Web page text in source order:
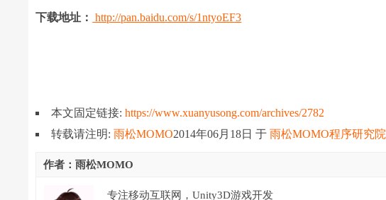
下载地址： http://pan.baidu.com/s/1ntyoEF3
本文固定链接:https://www.xuanyusong.com/archives/2782
转载请注明:雨松MOMO2014年06月18日于雨松MOMO程序研究院
作者：雨松MOMO
专注移动互联网，Unity3D游戏开发